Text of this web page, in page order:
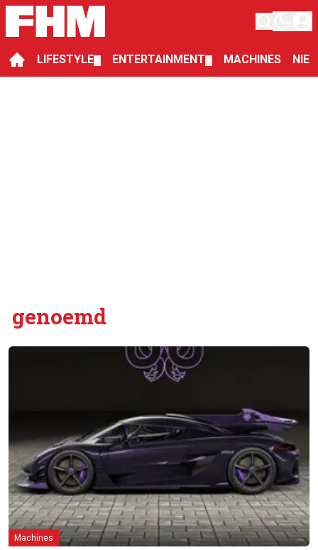
LIFESTYLE ENTERTAINMENT MACHINES
genoemd
Machines